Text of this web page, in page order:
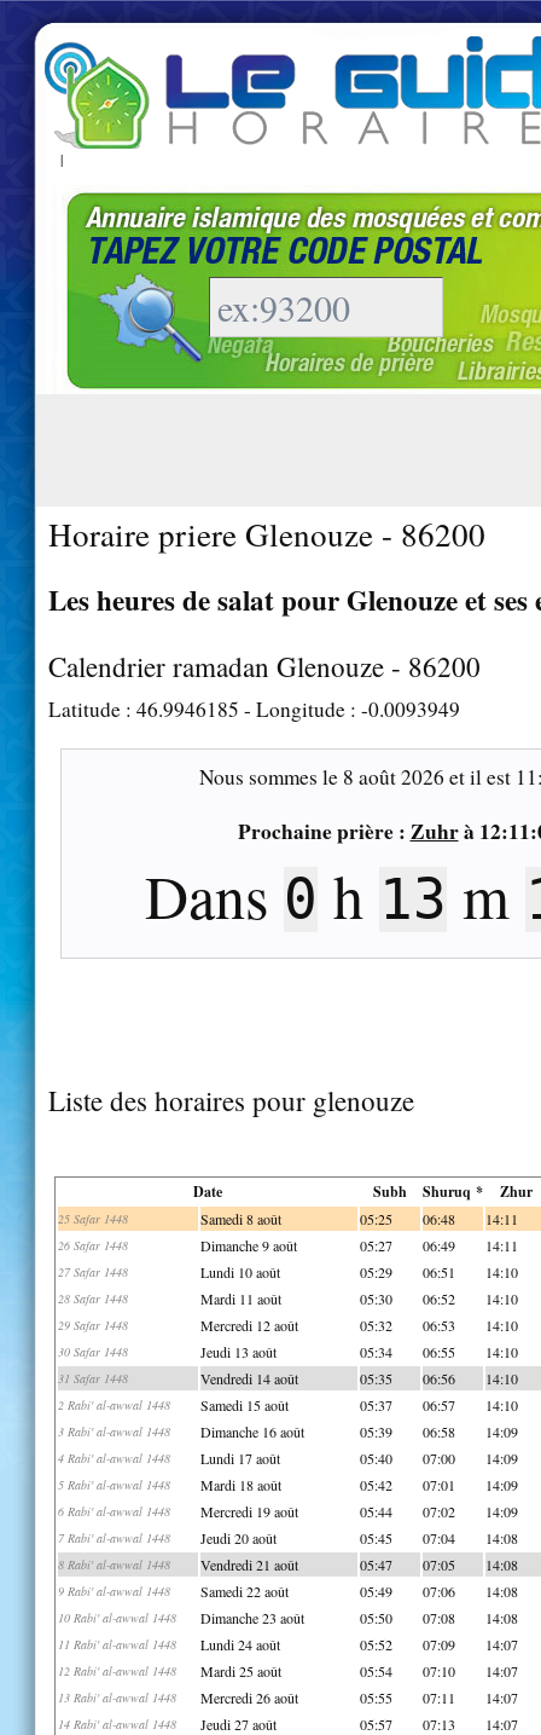
|
Horaire priere Glenouze - 86200
Les heures de salat pour Glenouze et ses
Calendrier ramadan Glenouze - 86200
Latitude : 46.9946185 - Longitude : -0.0093949
Nous sommes le 8 août 2026 et il est
Prochaine prière : Zuhrà
Dans 0 h 13 m
Liste des horaires pour glenouze
Date Subh Shuruq * Zhur
25 Safar 1448 Samedi 8 août 05:25 06:48 14:11
26 Safar 1448 Dimanche 9 août 05:27 06:49 14:11
27 Safar 1448 Lundi 10 août 05:29 06:51 14:10
28 Safar 1448 Mardi 11 août 05:30 06:52 14:10
29 Safar 1448 Mercredi 12 août 05:32 06:53 14:10
30 Safar 1448 Jeudi 13 août 05:34 06:55 14:10
31 Safar 1448 Vendredi 14 août 05:35 06:56 14:10
2 Rabi' al-awwal 1448 Samedi 15 août 05:37 06:57 14:10
3 Rabi' al-awwal 1448 Dimanche 16 août 05:39 06:58 14:09
4 Rabi' al-awwal 1448 Lundi 17 août 05:40 07:00 14:09
5 Rabi' al-awwal 1448 Mardi 18 août 05:42 07:01 14:09
6 Rabi' al-awwal 1448 Mercredi 19 août 05:44 07:02 14:09
7 Rabi' al-awwal 1448 Jeudi 20 août 05:45 07:04 14:08
8 Rabi' al-awwal 1448 Vendredi 21 août 05:47 07:05 14:08
9 Rabi' al-awwal 1448 Samedi 22 août 05:49 07:06 14:08
10 Rabi' al-awwal 1448 Dimanche 23 août 05:50 07:08 14:08
11 Rabi' al-awwal 1448 Lundi 24 août 05:52 07:09 14:07
12 Rabi' al-awwal 1448 Mardi 25 août 05:54 07:10 14:07
13 Rabi' al-awwal 1448 Mercredi 26 août 05:55 07:11 14:07
14 Rabi' al-awwal 1448 Jeudi 27 août 05:57 07:13 14:07